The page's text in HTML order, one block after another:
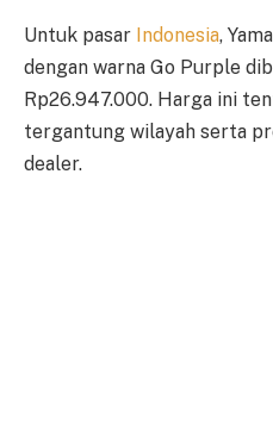
Untuk pasar Indonesia,
dengan warna Go Purple
Rp26.947.000. Harga ini
tergantung wilayah serta
dealer.